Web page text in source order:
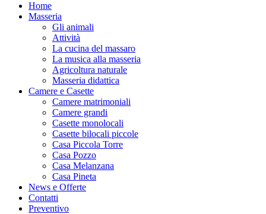
Home
Masseria
Gli animali
Attività
La cucina del massaro
La musica alla masseria
Agricoltura naturale
Masseria didattica
Camere e Casette
Camere matrimoniali
Camere grandi
Casette monolocali
Casette bilocali piccole
Casa Piccola Torre
Casa Pozzo
Casa Melanzana
Casa Pineta
News e Offerte
Contatti
Preventivo